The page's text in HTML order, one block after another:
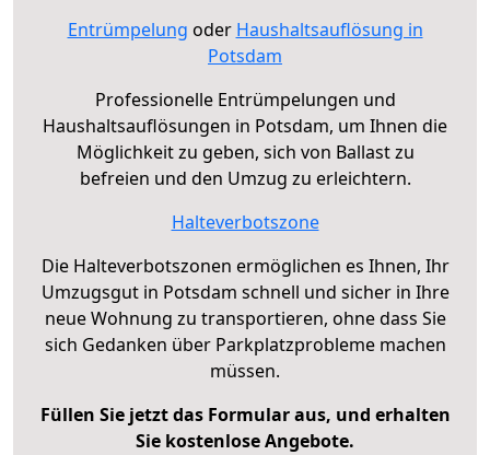
Entrümpelung oder Haushaltsauflösung in
Potsdam
Professionelle Entrümpelungen und
Haushaltsauflösungen in Potsdam, um Ihnen die
Möglichkeit zu geben, sich von Ballast zu
befreien und den Umzug zu erleichtern.
Halteverbotszone
Die Halteverbotszonen ermöglichen es Ihnen, Ihr
Umzugsgut in Potsdam schnell und sicher in Ihre
neue Wohnung zu transportieren, ohne dass Sie
sich Gedanken über Parkplatzprobleme machen
müssen.
Füllen Sie jetzt das Formular aus, und erhalten
Sie kostenlose Angebote.